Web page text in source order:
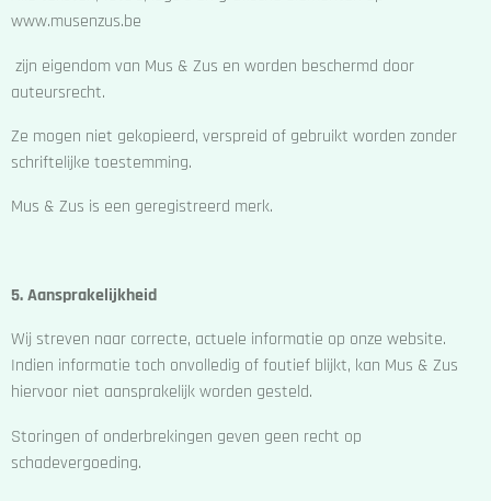
www.musenzus.be
zijn eigendom van Mus & Zus en worden beschermd door
auteursrecht.
Ze mogen niet gekopieerd, verspreid of gebruikt worden zonder
schriftelijke toestemming.
Mus & Zus is een geregistreerd merk.
5. Aansprakelijkheid
Wij streven naar correcte, actuele informatie op onze website.
Indien informatie toch onvolledig of foutief blijkt, kan Mus & Zus
hiervoor niet aansprakelijk worden gesteld.
Storingen of onderbrekingen geven geen recht op
schadevergoeding.